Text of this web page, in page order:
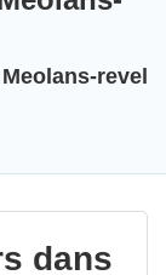
revel
dans